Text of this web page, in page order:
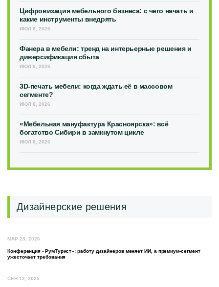
Цифровизация мебельного бизнеса: с чего начать и
какие инструменты внедрять
ИЮЛ 8, 2026
Фанера в мебели: тренд на интерьерные решения и
диверсификация сбыта
ИЮЛ 8, 2026
3D-печать мебели: когда ждать её в массовом
сегменте?
ИЮЛ 8, 2026
«Мебельная мануфактура Красноярска»: всё
богатство Сибири в замкнутом цикле
ИЮЛ 8, 2026
Дизайнерские решения
МАР 25, 2026
Конференция «РумТурист»: работу дизайнеров меняет ИИ, а премиум-сегмент
ужесточает требования
СЕН 12, 2025